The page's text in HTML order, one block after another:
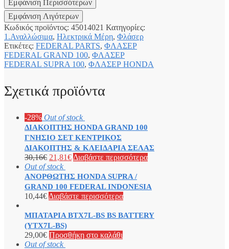
Κωδικός προϊόντος: 45014021 Κατηγορίες:
1.Αναλλώσιμα, Ηλεκτρικά Μέρη, Φλάσερ
Ετικέτες: FEDERAL PARTS, ΦΛΑΣΕΡ
FEDERAL GRAND 100, ΦΛΑΣΕΡ
FEDERAL SUPRA 100, ΦΛΑΣΕΡ HONDA
Σχετικά προϊόντα
-28% Out of stock
ΔΙΑΚΟΠΤΗΣ HONDA GRAND 100
ΓΝΗΣΙΟ ΣΕΤ ΚΕΝΤΡΙΚΟΣ
ΔΙΑΚΟΠΤΗΣ & ΚΛΕΙΔΑΡΙΑ ΣΕΛΑΣ
30,16€ 21,81€ Διαβάστε περισσότερα
Out of stock
ΑΝΟΡΘΩΤΗΣ HONDA SUPRA /
GRAND 100 FEDERAL INDONESIA
10,44€ Διαβάστε περισσότερα
ΜΠΑΤΑΡΙΑ BTX7L-BS BS BATTERY
(YTX7L-BS)
29,00€ Προσθήκη στο καλάθι
Out of stock